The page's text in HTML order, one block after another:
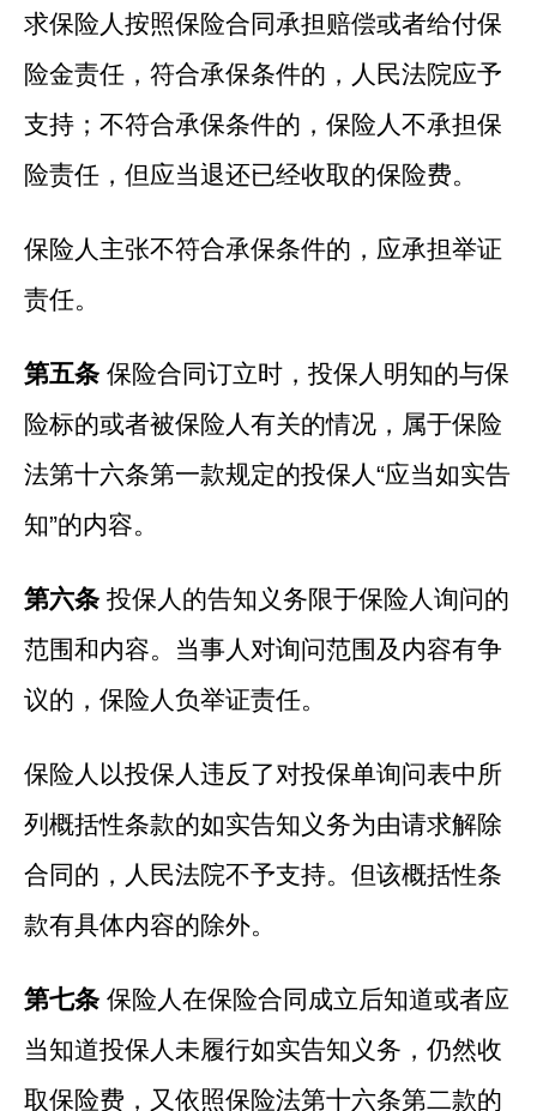
求保险人按照保险合同承担赔偿或者给付保
险金责任，符合承保条件的，人民法院应予
支持；不符合承保条件的，保险人不承担保
险责任，但应当退还已经收取的保险费。
保险人主张不符合承保条件的，应承担举证
责任。
第五条 保险合同订立时，投保人明知的与保
险标的或者被保险人有关的情况，属于保险
法第十六条第一款规定的投保人“应当如实告
知”的内容。
第六条 投保人的告知义务限于保险人询问的
范围和内容。当事人对询问范围及内容有争
议的，保险人负举证责任。
保险人以投保人违反了对投保单询问表中所
列概括性条款的如实告知义务为由请求解除
合同的，人民法院不予支持。但该概括性条
款有具体内容的除外。
第七条 保险人在保险合同成立后知道或者应
当知道投保人未履行如实告知义务，仍然收
取保险费，又依照保险法第十六条第二款的